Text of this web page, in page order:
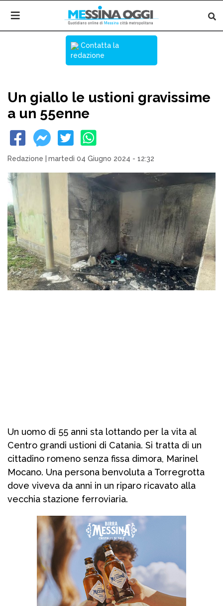
Contatta la
redazione
Un giallo le ustioni gravissime
a un 55enne
Redazione martedì 04 Giugno 2024 - 12:32
Un uomo di 55 anni sta lottando per la vita al
Centro grandi ustioni di Catania. Si tratta di un
cittadino romeno senza fissa dimora, Marinel
Mocano. Una persona benvoluta a Torregrotta
dove viveva da anni in un riparo ricavato alla
vecchia stazione ferroviaria.